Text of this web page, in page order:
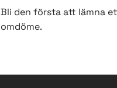
Bli den första att lämna
omdöme.